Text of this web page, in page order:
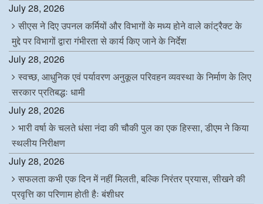
July 28, 2026
सीएस ने दिए उपनल कर्मियों और विभागों के मध्य होने वाले कांट्रैक्ट के
मुद्दे पर विभागों द्वारा गंभीरता से कार्य किए जाने के निर्देश
July 28, 2026
स्वच्छ, आधुनिक एवं पर्यावरण अनुकूल परिवहन व्यवस्था के निर्माण के लिए
सरकार प्रतिबद्धः धामी
July 28, 2026
भारी वर्षा के चलते धंसा नंदा की चौकी पुल का एक हिस्सा, डीएम ने किया
स्थलीय निरीक्षण
July 28, 2026
सफलता कभी एक दिन में नहीं मिलती, बल्कि निरंतर प्रयास, सीखने की
प्रवृत्ति का परिणाम होती हैः बंशीधर